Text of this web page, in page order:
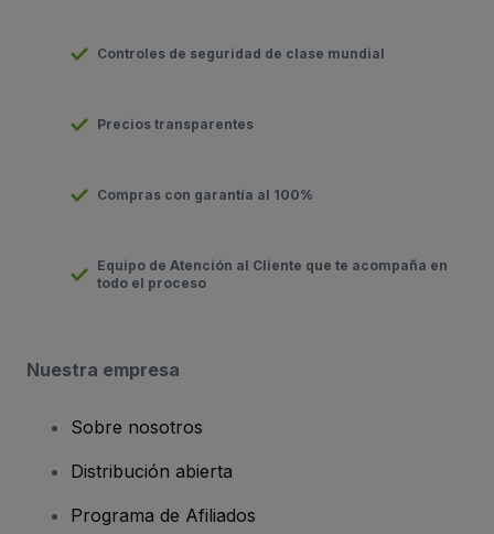
Controles de seguridad de clase mundial
Precios transparentes
Compras con garantía al 100%
Equipo de Atención al Cliente que te acompaña en
todo el proceso
Nuestra empresa
Sobre nosotros
Distribución abierta
Programa de Afiliados